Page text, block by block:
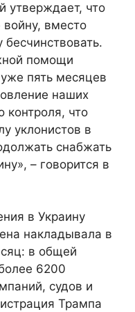
утверждает, что
войну, вместо
бесчинствовать.
помощи
пять месяцев
наших
контроля, что
уклонистов в
снабжать
– говорится в
в Украину
накладывала в
в общей
6200
судов и
Трампа